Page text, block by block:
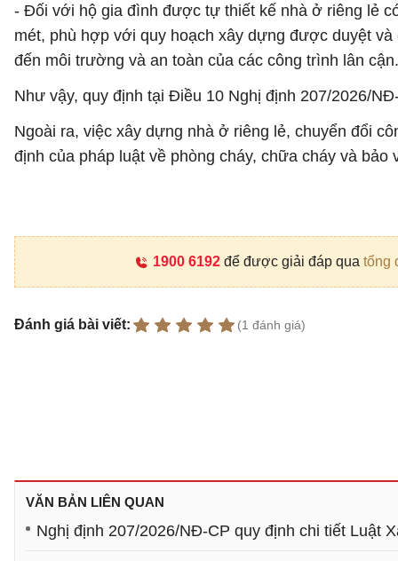
- Đối với hộ gia đình được tự thiết kế nhà ở riêng lẻ
mét, phù hợp với quy hoạch xây dựng được duyệt
đến môi trường và an toàn của các công trình lân cận.
Như vậy, quy định tại Điều 10 Nghị định 207/2026/
Ngoài ra, việc xây dựng nhà ở riêng lẻ, chuyển đổi
định của pháp luật về phòng cháy, chữa cháy và bảo
1900 6192để được giải đáp qua tổng
Đánh giá bài viết: (1 đánh giá)
VĂN BẢN LIÊN QUAN
Nghị định 207/2026/NĐ-CP quy định chi tiết Luật